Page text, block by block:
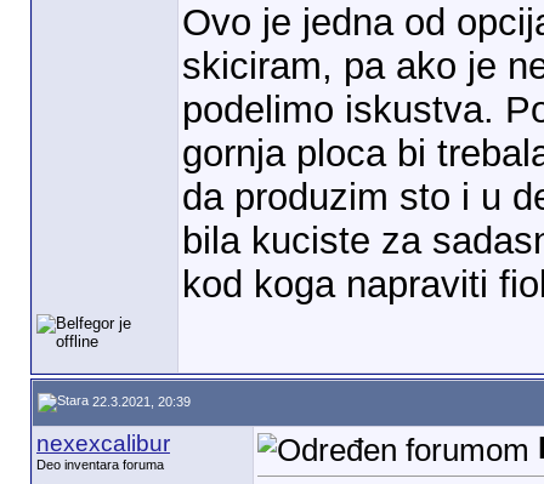
Ovo je jedna od
skiciram, pa ako je
podelimo iskustva.
gornja ploca bi
da produzim sto i u
bila kuciste za
kod koga napraviti
22.3.2021, 20:39
nexexcalibur
Deo inventara foruma